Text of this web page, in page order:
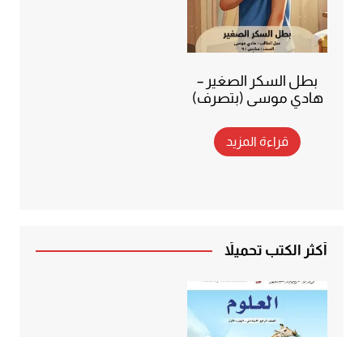
بطل السكر الصغير –
هادي موسى (بتصرف)
قراءة المزيد
أكثر الكتب تحميلاً